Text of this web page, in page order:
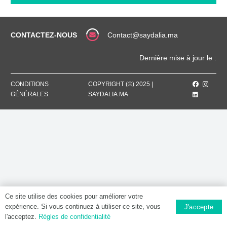
5
CONTACTEZ-NOUS Contact@saydalia.ma
Dernière mise à jour le :
CONDITIONS
GÉNÉRALES
COPYRIGHT (©) 2025 |
SAYDALIA.MA
Ce site utilise des cookies pour améliorer votre
expérience. Si vous continuez à utiliser ce site, vous
l'acceptez. Règles de confidentialité
J'accepte